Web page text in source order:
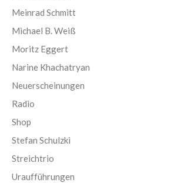
Meinrad Schmitt
Michael B. Weiß
Moritz Eggert
Narine Khachatryan
Neuerscheinungen
Radio
Shop
Stefan Schulzki
Streichtrio
Uraufführungen